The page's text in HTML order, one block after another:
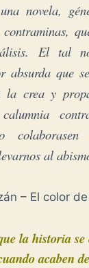
novela,
El tal
absurda que
la crea y
colaborasen
al
la historia se
acaben